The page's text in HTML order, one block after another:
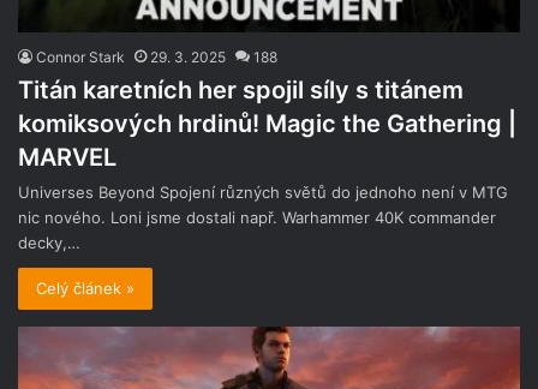
Connor Stark 29. 3. 2025 188
Titán karetních her spojil síly s titánem
komiksových hrdinů! Magic the Gathering |
MARVEL
Universes Beyond Spojení různých světů do jednoho není v MTG
nic nového. Loni jsme dostali např. Warhammer 40K commander
decky,…
Celý článek »